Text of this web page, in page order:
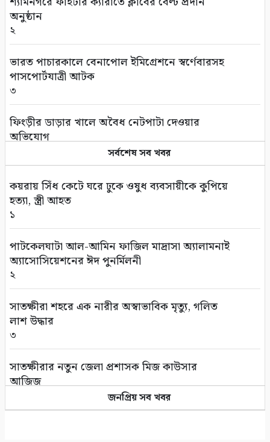
অনুষ্ঠান
২
ভারত পাচারকালে বেনাপোল ইমিগ্রেশনে স্বর্ণেবারসহ
পাসপোর্টযাত্রী আটক
৩
ফিংড়ীর ডাড়ার খালে অবৈধ নেটপাটা দেওয়ার
অভিযোগ
তালায় বিল থেকে যুবকের মৃতদেহ উদ্ধার
৫
গণঅভ্যুত্থানের দ্বিতীয় বর্ষপূর্তি উপলক্ষে সাতক্ষীরায়
বিএনপির র‌্যালি ও আলোচনা সভা
৬
সাতক্ষীরায় ছাত্রশিবিরের ম্যারাথন র‌্যালি
৭
সাতক্ষীরায় জুলাই গণঅভ্যুত্থানের শহীদ পরিবার ও
আহতদের মাঝে সম্মানি প্রদান
৮
নদী থেকে অবৈধ ভাবে বালু উত্তোলনের দায়ে ৫০
হাজার টাকা জরিমানা
সর্বশেষ সব খবর
কয়রায় সিঁধ কেটে ঘরে ঢুকে ওষুধ ব্যবসায়ীকে কুপিয়ে
হত্যা, স্ত্রী আহত
১
পাটকেলঘাটা আল-আমিন ফাজিল মাদ্রাসা অ্যালামনাই
অ্যাসোসিয়েশনের ঈদ পুনর্মিলনী
২
সাতক্ষীরা শহরে এক নারীর অস্বাভাবিক মৃত্যু, গলিত
লাশ উদ্ধার
৩
সাতক্ষীরার নতুন জেলা প্রশাসক মিজ কাউসার
আজিজ
জনপ্রিয় সব খবর